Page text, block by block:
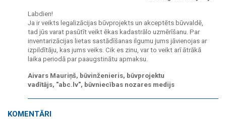
Labdien!
Ja ir veikts legalizācijas būvprojekts un akceptēts būvvaldē,
tad jūs varat pasūtīt veikt ēkas kadastrālo uzmērīšanu. Par
inventarizācijas lietas sastādīšanas ilgumu jums jāvienojas ar
izpildītāju, kas jums veiks. Cik es zinu, var to veikt arī ātrākā
laika periodā par paaugstinātu apmaksu.
Aivars Mauriņš, būvinženieris, būvprojektu
vadītājs, "abc.lv", būvniecības nozares medijs
KOMENTĀRI